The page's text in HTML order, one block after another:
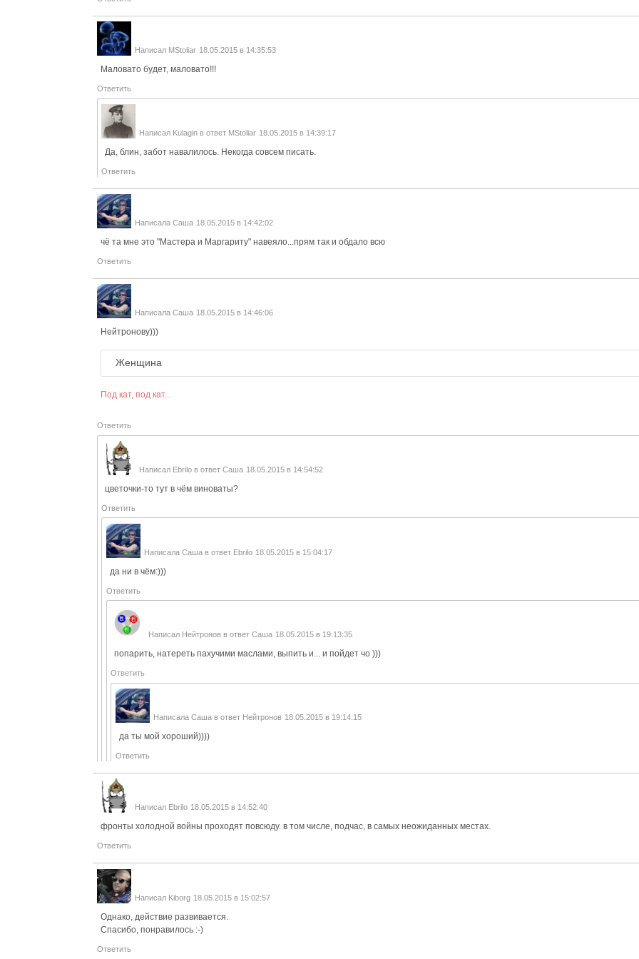
Написал MStoliar 18.05.2015 в 14:35:53
Маловато будет, маловато!!!
Ответить
Написал Kulagin в ответ MStoliar 18.05.2015 в 14:39:17
Да, блин, забот навалилось. Некогда совсем писать.
Ответить
Написала Саша 18.05.2015 в 14:42:02
чё та мне это "Мастера и Маргариту" навеяло...прям так и обдало всю
Ответить
Написала Саша 18.05.2015 в 14:46:06
Нейтронову)))
Женщина
Под кат, под кат...
Ответить
Написал Ebrilo в ответСаша 18.05.2015 в 14:54:52
цветочки-то тут в чём виноваты?
Ответить
Написала Сашав ответ Ebrilo 18.05.2015 в 15:04:17
да ни в чём:)))
Ответить
Написал Нейтронов в ответСаша 18.05.2015 в 19:13:35
попарить, натереть пахучими маслами, выпить и... и пойдет чо )))
Ответить
Написала Сашав ответ Нейтронов 18.05.2015 в 19:14:15
да ты мой хороший))))
Ответить
Написал Ebrilo 18.05.2015 в 14:52:40
фронты холодной войны проходят повсюду. в том числе, подчас, в самых неожиданных местах.
Ответить
Написал Kiborg 18.05.2015 в 15:02:57
Однако, действие развивается.
Спасибо, понравилось :-)
Ответить